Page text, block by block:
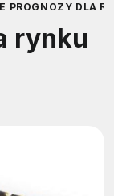
PROGNOZY DLA
rynku